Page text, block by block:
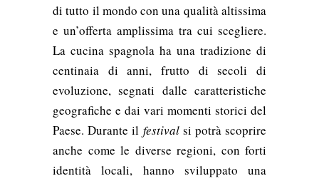
di tutto il mondo con una qualità altissima
e un’offerta amplissima tra cui scegliere.
La cucina spagnola ha una tradizione di
centinaia di anni, frutto disecoli di
evoluzione, segnati dalle caratteristiche
geografiche e dai vari momenti storici del
Paese.Durante il festivalsi potrà scoprire
anche come le diverse regioni, con forti
identità locali, hanno sviluppato una